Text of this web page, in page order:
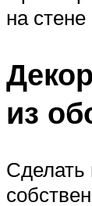
на стене
из
Сделать